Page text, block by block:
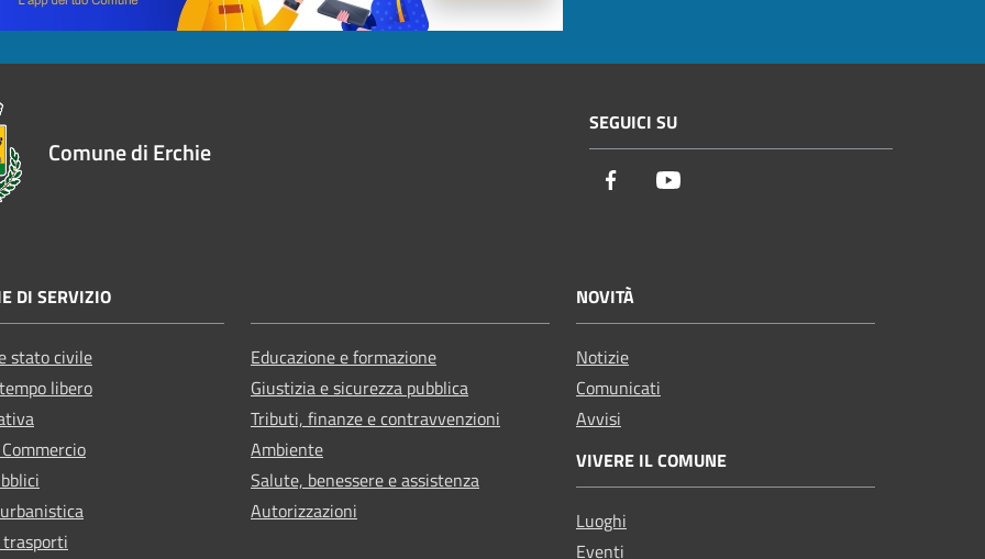
Comune di Erchie
SEGUICI SU
Facebook
DI SERVIZIO
stato civile
libero
Educazione e formazione
Giustizia e sicurezza pubblica
Tributi, finanze e contravvenzioni
Ambiente
Salute, benessere e assistenza
Autorizzazioni
NOVITÀ
Notizie
Comunicati
Avvisi
VIVERE IL COMUNE
Luoghi
Eventi